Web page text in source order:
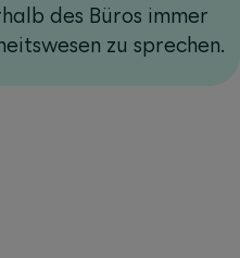
des Büros immer
zu sprechen.